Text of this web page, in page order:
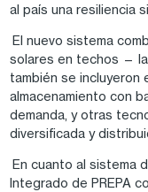
al país una resiliencia
El nuevo sistema
solares en techos —
también se
almacenamiento con
demanda, y otras
diversificada y
En cuanto al sistema
Integrado de PREPA